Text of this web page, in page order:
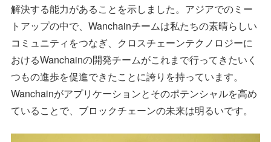
解決する能力があることを示しました。アジアでのミー
トアップの中で、Wanchainチームは私たちの素晴らしい
コミュニティをつなぎ、クロスチェーンテクノロジーに
おけるWanchainの開発チームがこれまで行ってきたいく
つもの進歩を促進できたことに誇りを持っています。
Wanchainがアプリケーションとそのポテンシャルを高め
ていることで、ブロックチェーンの未来は明るいです。